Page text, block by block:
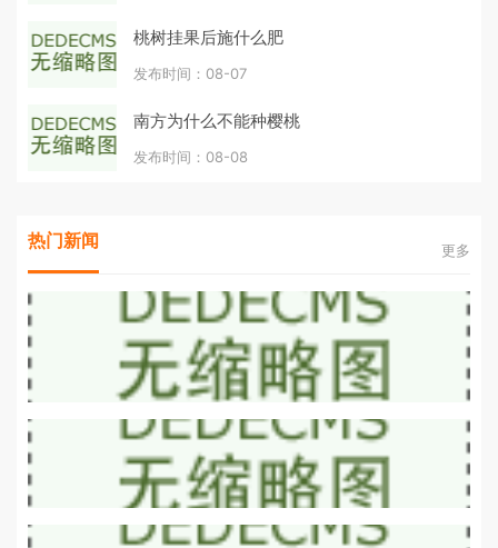
桃树挂果后施什么肥
发布时间：08-07
南方为什么不能种樱桃
发布时间：08-08
热门新闻 更多